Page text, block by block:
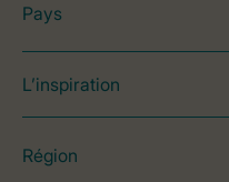
Pays
L’inspiration
Région